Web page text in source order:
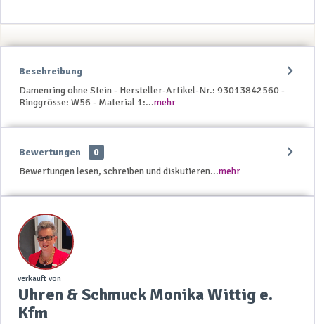
Beschreibung
Damenring ohne Stein - Hersteller-Artikel-Nr.: 93013842560 -
Ringgrösse: W56 - Material 1:...mehr
Bewertungen
0
Bewertungen lesen, schreiben und diskutieren...mehr
verkauft von
Uhren & Schmuck Monika Wittig e.
Kfm